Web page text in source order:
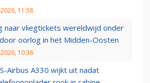
11:58
naar vliegtickets wereldwijd onder
oorlog in het Midden-Oosten
10:36
Airbus A330 wijkt uit nadat